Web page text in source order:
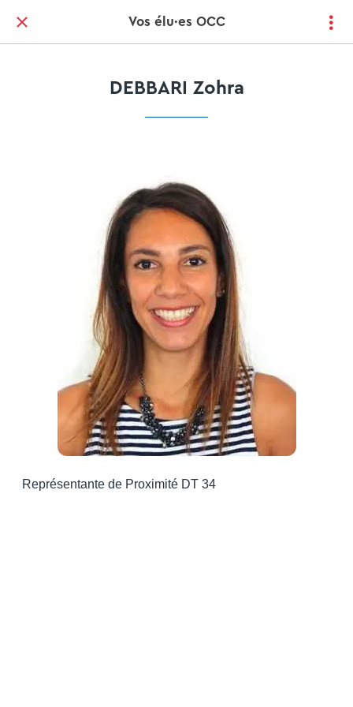
Vos élu·es OCC
DEBBARI Zohra
Représentante de Proximité DT 34